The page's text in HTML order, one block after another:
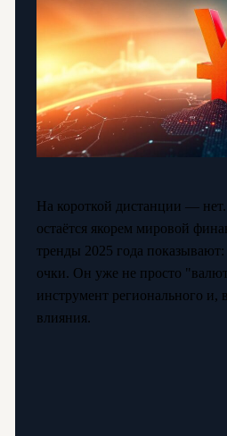
На короткой дистанции —
остаётся якорем мировой
тренды 2025 года
очки. Он уже не просто
инструмент регионального и,
влияния.